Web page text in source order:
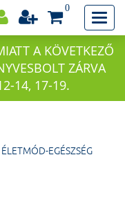
0
A KÖVETKEZŐ
ZÁRVA
14, 17-19.
EGÉSZSÉG